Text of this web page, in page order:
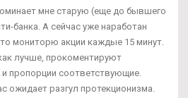
мне старую (еще до бывшего
банка. А сейчас уже наработан
мониторю акции каждые 15 минут.
лучше, прокоментируют
пропорции соответствующие.
ожидает разгул протекционизма.